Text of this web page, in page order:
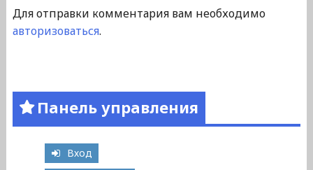
Для отправки комментария вам необходимо
авторизоваться.
Панель управления
Вход